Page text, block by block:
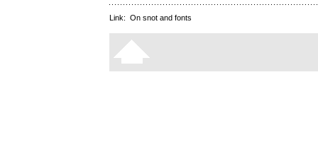
Link: On snot and fonts